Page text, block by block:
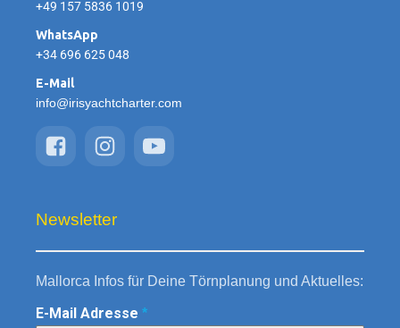
+49 157 5836 1019
WhatsApp
+34 696 625 048
E-Mail
info@irisyachtcharter.com
Newsletter
Mallorca Infos für Deine Törnplanung und Aktuelles:
E-Mail Adresse *